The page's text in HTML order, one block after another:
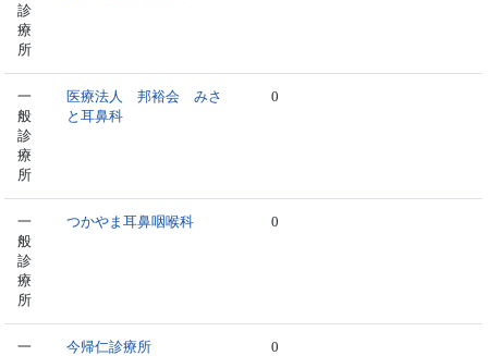
診
療
所
一
般
診
療
所
医療法人 邦裕会 みさ
と耳鼻科
0
一
般
診
療
所
つかやま耳鼻咽喉科 0
一
今帰仁診療所 0